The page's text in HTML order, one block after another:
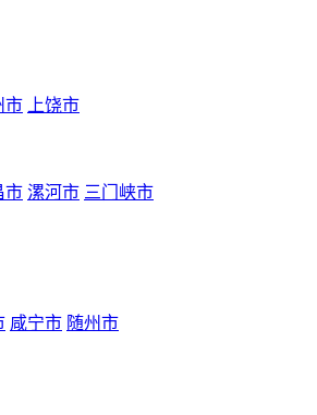
市 上饶市
市 漯河市 三门峡市
咸宁市 随州市